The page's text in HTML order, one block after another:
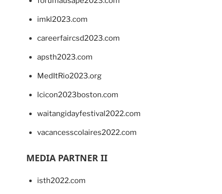
imkl2023.com
careerfaircsd2023.com
apsth2023.com
MedItRio2023.org
lcicon2023boston.com
waitangidayfestival2022.com
vacancesscolaires2022.com
MEDIA PARTNER II
isth2022.com